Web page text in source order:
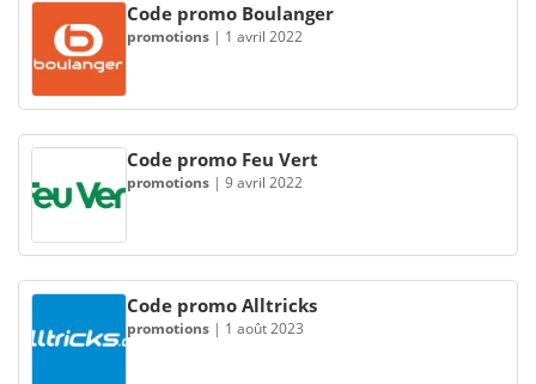
Code promo Boulanger
promotions | 1 avril 2022
Code promo Feu Vert
promotions | 9 avril 2022
Code promo Alltricks
promotions | 1 août 2023